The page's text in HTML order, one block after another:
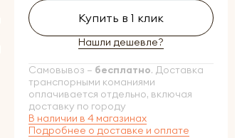
Купить в 1 клик
Нашли дешевле?
Самовывоз – бесплатно. Доставка
транспорными команиями
оплачивается отдельно, включая
доставку по городу
В наличии в 4 магазинах
Подробнее о доставке и оплате